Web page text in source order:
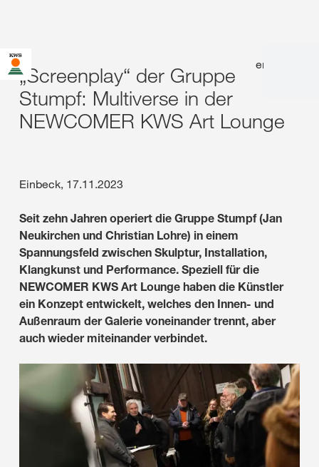
en
„Screenplay“ der Gruppe
Stumpf: Multiverse in der
NEWCOMER KWS Art Lounge
Einbeck, 17.11.2023
Seit zehn Jahren operiert die Gruppe Stumpf (Jan
Neukirchen und Christian Lohre) in einem
Spannungsfeld zwischen Skulptur, Installation,
Klangkunst und Performance. Speziell für die
NEWCOMER KWS Art Lounge haben die Künstler
ein Konzept entwickelt, welches den Innen- und
Außenraum der Galerie voneinander trennt, aber
auch wieder miteinander verbindet.